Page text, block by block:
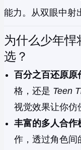
能力。从双眼中射
为什么少年悍
选？
百分之百还原原
格，还是 Teen
视觉效果让你仿
丰富的多人合作
作，透过角色间